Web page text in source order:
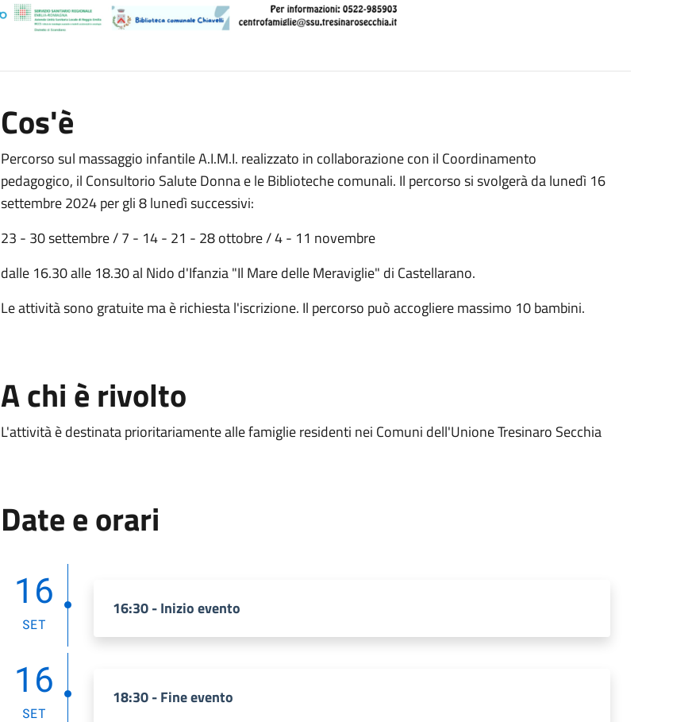
Cos'è
Percorso sul massaggio infantile A.I.M.I. realizzato in collaborazione con il Coordinamento
pedagogico, il Consultorio Salute Donna e le Biblioteche comunali. Il percorso si svolgerà da lunedì 16
settembre 2024 per gli 8 lunedì successivi:
23 - 30 settembre / 7 - 14 - 21 - 28 ottobre / 4 - 11 novembre
dalle 16.30 alle 18.30 al Nido d'Ifanzia "Il Mare delle Meraviglie" di Castellarano.
Le attività sono gratuite ma è richiesta l'iscrizione. Il percorso può accogliere massimo 10 bambini.
A chi è rivolto
L'attività è destinata prioritariamente alle famiglie residenti nei Comuni dell'Unione Tresinaro Secchia
Date e orari
16
SET
16:30 - Inizio evento
16
SET
18:30 - Fine evento